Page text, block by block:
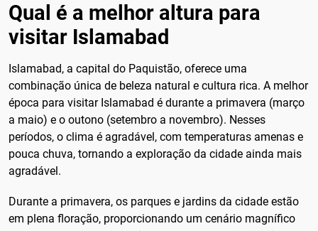
Qual é a melhor altura para
visitar Islamabad
Islamabad, a capital do Paquistão, oferece uma
combinação única de beleza natural e cultura rica. A melhor
época para visitar Islamabad é durante a primavera (março
a maio) e o outono (setembro a novembro). Nesses
períodos, o clima é agradável, com temperaturas amenas e
pouca chuva, tornando a exploração da cidade ainda mais
agradável.
Durante a primavera, os parques e jardins da cidade estão
em plena floração, proporcionando um cenário magnífico